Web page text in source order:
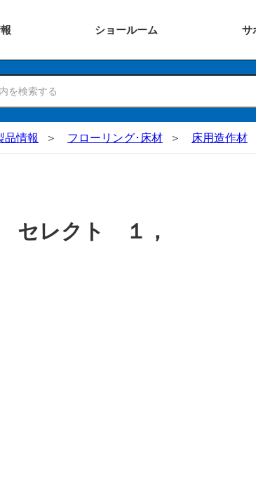
ショールーム サ
品情報 フローリング･床材 床用造作材
セレクト １，